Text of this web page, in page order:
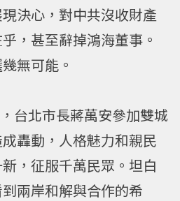
決心，對中共沒收財產
，甚至辭掉鴻海董事。
無可能。
台北市長蔣萬安參加雙城
轟動，人格魅力和親民
，征服千萬民眾。坦白
兩岸和解與合作的希